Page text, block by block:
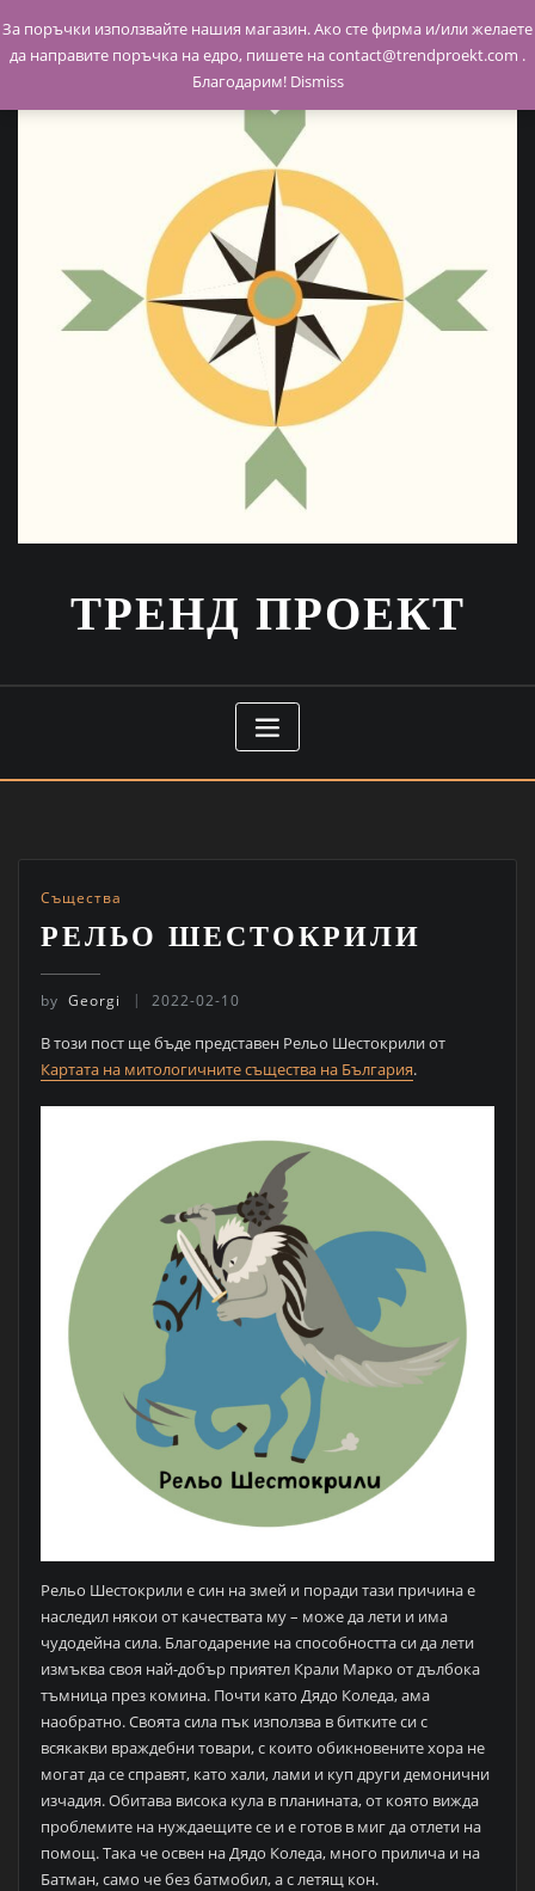
to
content
ТРЕНД ПРОЕКТ
Същества
РЕЛЬО ШЕСТОКРИЛИ
by Georgi 2022-02-10
В този пост ще бъде представен Рельо Шестокрили от
Картата на митологичните същества на България.
Рельо Шестокрили е син на змей и поради тази причина е
наследил някои от качествата му – може да лети и има
чудодейна сила. Благодарение на способността си да лети
измъква своя най-добър приятел Крали Марко от дълбока
тъмница през комина. Почти като Дядо Коледа, ама
наобратно. Своята сила пък използва в битките си с
всякакви враждебни товари, с които обикновените хора не
могат да се справят, като хали, лами и куп други демонични
изчадия. Обитава висока кула в планината, от която вижда
проблемите на нуждаещите се и е готов в миг да отлети на
помощ. Така че освен на Дядо Коледа, много прилича и на
Батман, само че без батмобил, а с летящ кон.
За поръчки използвайте нашия магазин. Ако сте фирма и/или желаете
да направите поръчка на едро, пишете на contact@trendproekt.com .
Благодарим! Dismiss